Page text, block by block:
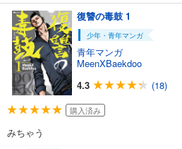
復讐の毒鼓 1
少年・青年マンガ
青年マンガ
MeenXBaekdoo
4.3
(18)
購入済み
みちゃう